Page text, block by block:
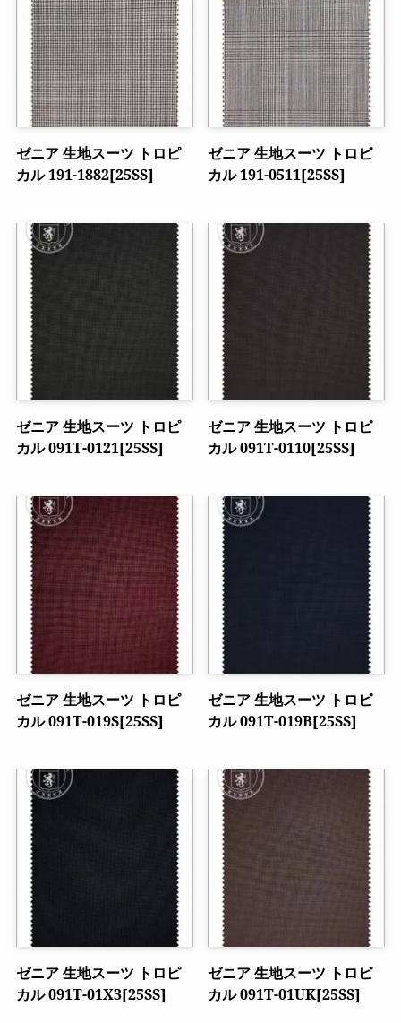
ゼニア 生地スーツ トロピ
カル 191-1882[25SS]
ゼニア 生地スーツ トロピ
カル 191-0511[25SS]
ゼニア 生地スーツ トロピ
カル 091T-0121[25SS]
ゼニア 生地スーツ トロピ
カル 091T-0110[25SS]
ゼニア 生地スーツ トロピ
カル 091T-019S[25SS]
ゼニア 生地スーツ トロピ
カル 091T-019B[25SS]
ゼニア 生地スーツ トロピ
カル 091T-01X3[25SS]
ゼニア 生地スーツ トロピ
カル 091T-01UK[25SS]